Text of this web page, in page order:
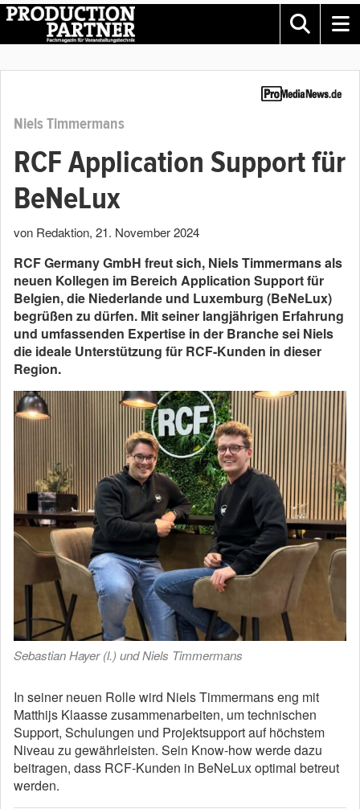
Niels Timmermans
RCF Application Support für
BeNeLux
von Redaktion, 21. November 2024
RCF Germany GmbH freut sich, Niels Timmermans als
neuen Kollegen im Bereich Application Support für
Belgien, die Niederlande und Luxemburg (BeNeLux)
begrüßen zu dürfen. Mit seiner langjährigen Erfahrung
und umfassenden Expertise in der Branche sei Niels
die ideale Unterstützung für RCF-Kunden in dieser
Region.
Sebastian Hayer (l.) und Niels Timmermans
In seiner neuen Rolle wird Niels Timmermans eng mit
Matthijs Klaasse zusammenarbeiten, um technischen
Support, Schulungen und Projektsupport auf höchstem
Niveau zu gewährleisten. Sein Know-how werde dazu
beitragen, dass RCF-Kunden in BeNeLux optimal betreut
werden.